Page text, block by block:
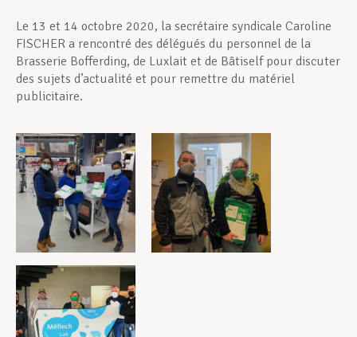
Le 13 et 14 octobre 2020, la secrétaire syndicale Caroline
FISCHER a rencontré des délégués du personnel de la
Brasserie Bofferding, de Luxlait et de Bâtiself pour discuter
des sujets d’actualité et pour remettre du matériel
publicitaire.